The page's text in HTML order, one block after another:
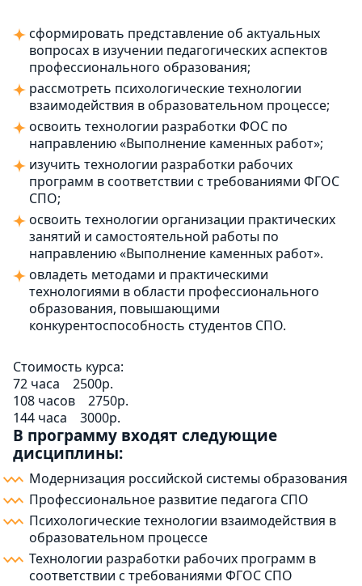
сформировать представление об актуальных
вопросах в изучении педагогических аспектов
профессионального образования;
рассмотреть психологические технологии
взаимодействия в образовательном процессе;
освоить технологии разработки ФОС по
направлению «Выполнение каменных работ»;
изучить технологии разработки рабочих
программ в соответствии с требованиями ФГОС
СПО;
освоить технологии организации практических
занятий и самостоятельной работы по
направлению «Выполнение каменных работ».
овладеть методами и практическими
технологиями в области профессионального
образования, повышающими
конкурентоспособность студентов СПО.
Стоимость курса:
72 часа
2500р.
108 часов
2750р.
144 часа
3000р.
В программу входят следующие
дисциплины:
Модернизация российской системы образования
Профессиональное развитие педагога СПО
Психологические технологии взаимодействия в
образовательном процессе
Технологии разработки рабочих программ в
соответствии с требованиями ФГОС СПО